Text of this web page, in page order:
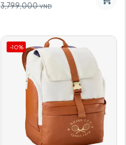
3,799,000 VND
-10%